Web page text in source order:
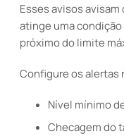
Esses avisos
atinge uma
próximo do limite
Configure os alertas
Nível mínimo
Checagem do